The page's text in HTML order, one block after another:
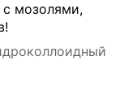
с мозолями,